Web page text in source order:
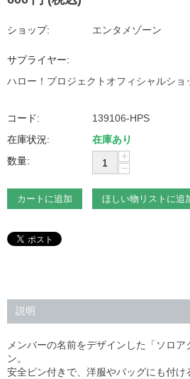
ショップ: エンタメゾーン
サプライヤー:
ハロー！プロジェクトオフィシャルショ
コード:
139106-HPS
在庫状況:
在庫あり
数量:
+
−
カートに追加 ほしい物リストに追
説明
メンバーの名前をデザインした「ソロ
ン。
安全ピン付きで、洋服やバッグにも付け